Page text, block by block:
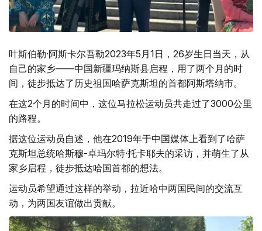
叶斯伯勒·阿斯卡尔吾勒2023年5月1日，26岁生日当天，从
自己的家乡——中国新疆玛纳斯县启程，用了两个月的时
间，徒步抵达了历史祖国哈萨克斯坦的首都阿斯塔纳市。
在这2个月的时间中，这位马拉松运动员共走过了3000公里
的路程。
据这位运动员自述，他在2019年于中国媒体上看到了哈萨
克斯坦总统哈斯穆-卓玛尔特·托卡耶夫的采访，并萌生了从
家乡启程，徒步抵达哈国首都的想法。
运动员希望通过这样的举动，拉近哈中两国民间的交流互
动，为两国友谊做出贡献。